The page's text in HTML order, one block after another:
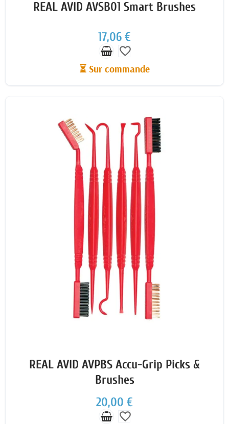
REAL AVID AVSB01 Smart Brushes
17,06 €
favorite_border
⏳ Sur commande
REAL AVID AVPBS Accu-Grip Picks &
Brushes
20,00 €
favorite_border